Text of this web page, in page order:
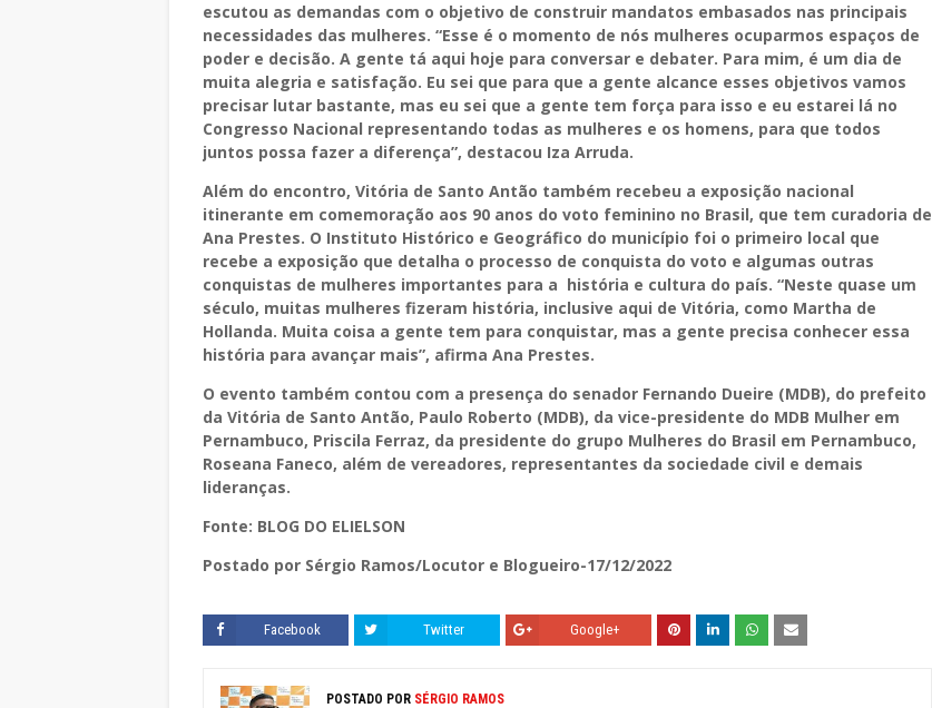
escutou as demandas com o objetivo de construir mandatos embasados nas principais
necessidades das mulheres. “Esse é o momento de nós mulheres ocuparmos espaços de
poder e decisão. A gente tá aqui hoje para conversar e debater. Para mim, é um dia de
muita alegria e satisfação. Eu sei que para que a gente alcance esses objetivos vamos
precisar lutar bastante, mas eu sei que a gente tem força para isso e eu estarei lá no
Congresso Nacional representando todas as mulheres e os homens, para que todos
juntos possa fazer a diferença”, destacou Iza Arruda.
Além do encontro, Vitória de Santo Antão também recebeu a exposição nacional
itinerante em comemoração aos 90 anos do voto feminino no Brasil, que tem curadoria de
Ana Prestes. O Instituto Histórico e Geográfico do município foi o primeiro local que
recebe a exposição que detalha o processo de conquista do voto e algumas outras
conquistas de mulheres importantes para a história e cultura do país. “Neste quase um
século, muitas mulheres fizeram história, inclusive aqui de Vitória, como Martha de
Hollanda. Muita coisa a gente tem para conquistar, mas a gente precisa conhecer essa
história para avançar mais”, afirma Ana Prestes.
O evento também contou com a presença do senador Fernando Dueire (MDB), do prefeito
da Vitória de Santo Antão, Paulo Roberto (MDB), da vice-presidente do MDB Mulher em
Pernambuco, Priscila Ferraz, da presidente do grupo Mulheres do Brasil em Pernambuco,
Roseana Faneco, além de vereadores, representantes da sociedade civil e demais
lideranças.
Fonte: BLOG DO ELIELSON
Postado por Sérgio Ramos/Locutor e Blogueiro-17/12/2022
Facebook Twitter Google+
POSTADO POR SÉRGIO RAMOS